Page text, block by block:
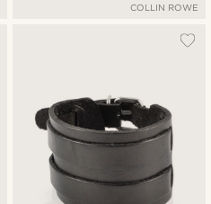
COLLIN ROWE